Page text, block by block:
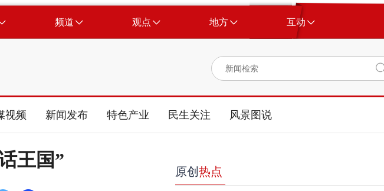
频道 观点 地方 互动
视频 新闻发布 特色产业 民生关注 风景图说
王国”
原创 热点